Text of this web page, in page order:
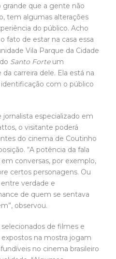
que a gente não
tem algumas alterações
do público. Acho
fato de estar na casa essa
Vila Parque da Cidade
Santo Forte um
carreira dele. Ela está na
com o público
jornalista especializado em
o visitante poderá
do cinema de Coutinho
“A potência da fala
conversas, por exemplo,
certos personagens. Ou
verdade e
de quem se sentava
observou.
de filmes e
na mostra jogam
no cinema brasileiro